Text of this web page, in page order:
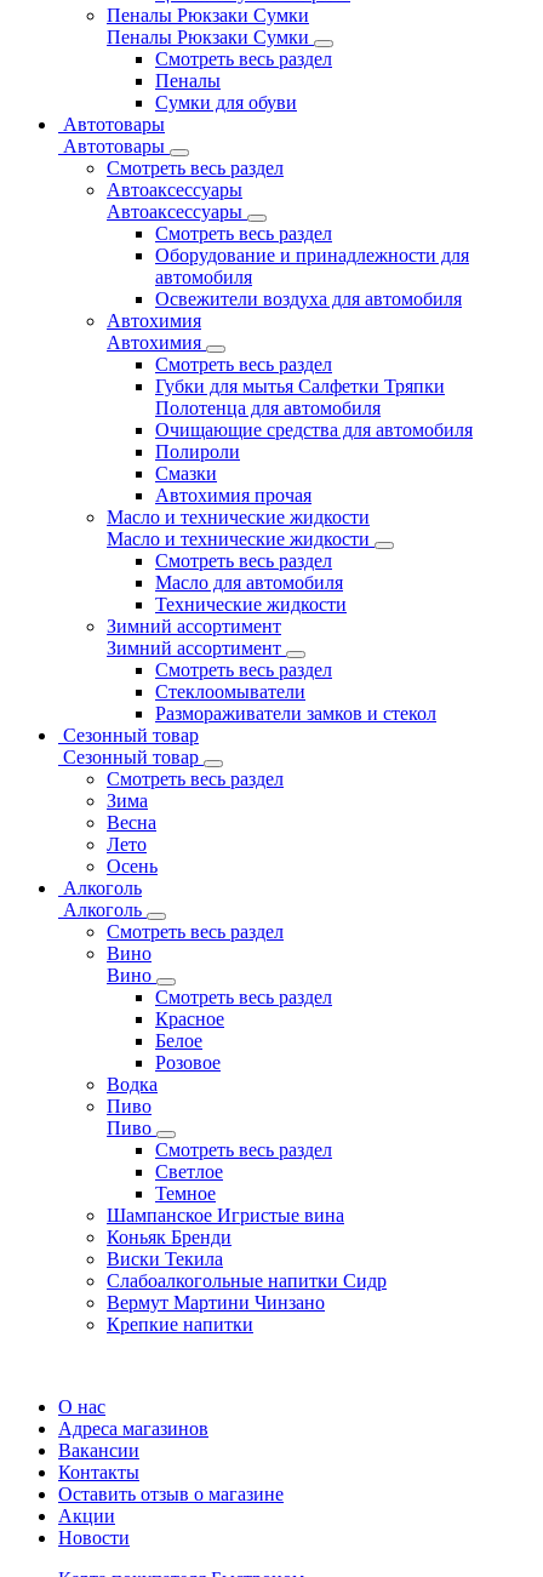
Пеналы Рюкзаки Сумки
Пеналы Рюкзаки Сумки
Смотреть весь раздел
Пеналы
Сумки для обуви
Автотовары
Автотовары
Смотреть весь раздел
Автоаксессуары
Автоаксессуары
Смотреть весь раздел
Оборудование и принадлежности для
автомобиля
Освежители воздуха для автомобиля
Автохимия
Автохимия
Смотреть весь раздел
Губки для мытья Салфетки Тряпки
Полотенца для автомобиля
Очищающие средства для автомобиля
Полироли
Смазки
Автохимия прочая
Масло и технические жидкости
Масло и технические жидкости
Смотреть весь раздел
Масло для автомобиля
Технические жидкости
Зимний ассортимент
Зимний ассортимент
Смотреть весь раздел
Стеклоомыватели
Размораживатели замков и стекол
Сезонный товар
Сезонный товар
Смотреть весь раздел
Зима
Весна
Лето
Осень
Алкоголь
Алкоголь
Смотреть весь раздел
Вино
Вино
Смотреть весь раздел
Красное
Белое
Розовое
Водка
Пиво
Пиво
Смотреть весь раздел
Cветлое
Темное
Шампанское Игристые вина
Коньяк Бренди
Виски Текила
Слабоалкогольные напитки Сидр
Вермут Мартини Чинзано
Крепкие напитки
О нас
Адреса магазинов
Вакансии
Контакты
Оставить отзыв о магазине
Акции
Новости